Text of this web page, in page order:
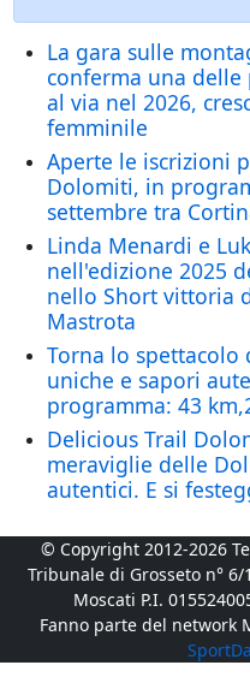
La gara sulle
conferma una delle
al via nel 2026,
femminile
Aperte le iscrizioni
Dolomiti, in
settembre tra
Linda Menardi e
nell'edizione 2025
nello Short vittoria
Mastrota
Torna lo
uniche e sapori
programma: 43
Delicious Trail
meraviglie delle
autentici. E si
© Copyright 2012-2026
Tribunale di Grosseto n°
Moscati P.I.
Fanno parte del network